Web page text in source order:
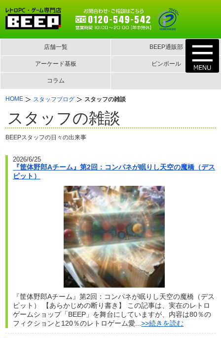
店舗一覧 BEEP通販部
アーケード基板 ピンボール
コラム
HOME スタッフブログ スタッフの雑談
スタッフの雑談
BEEPスタッフの日々の出来事
2026/6/25
『筐体野郎Aチーム』第2回：コンパネが眠りし天空の魔橋（デス
ピット）
『筐体野郎Aチーム』第2回：コンパネが眠りし天空の魔橋（デス
ピット） 【あらかじめの断り書き】 この記事は、実在のレトロ
ゲームショップ「BEEP」を舞台にしていますが、内容は80％の
フィクションと120％のレトロゲーム愛...>>続きを読む